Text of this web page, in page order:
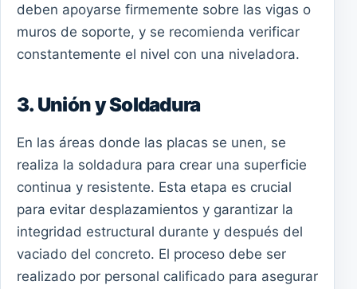
deben apoyarse firmemente sobre las vigas o
muros de soporte, y se recomienda verificar
constantemente el nivel con una niveladora.
3. Unión y Soldadura
En las áreas donde las placas se unen, se
realiza la soldadura para crear una superficie
continua y resistente. Esta etapa es crucial
para evitar desplazamientos y garantizar la
integridad estructural durante y después del
vaciado del concreto. El proceso debe ser
realizado por personal calificado para asegurar